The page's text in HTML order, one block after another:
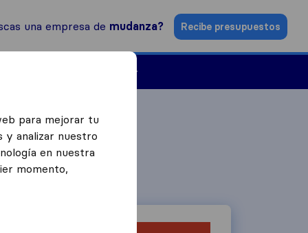
una empresa de mudanza? Recibe presupuestos
para mejorar tu
y analizar nuestro
en nuestra
momento,